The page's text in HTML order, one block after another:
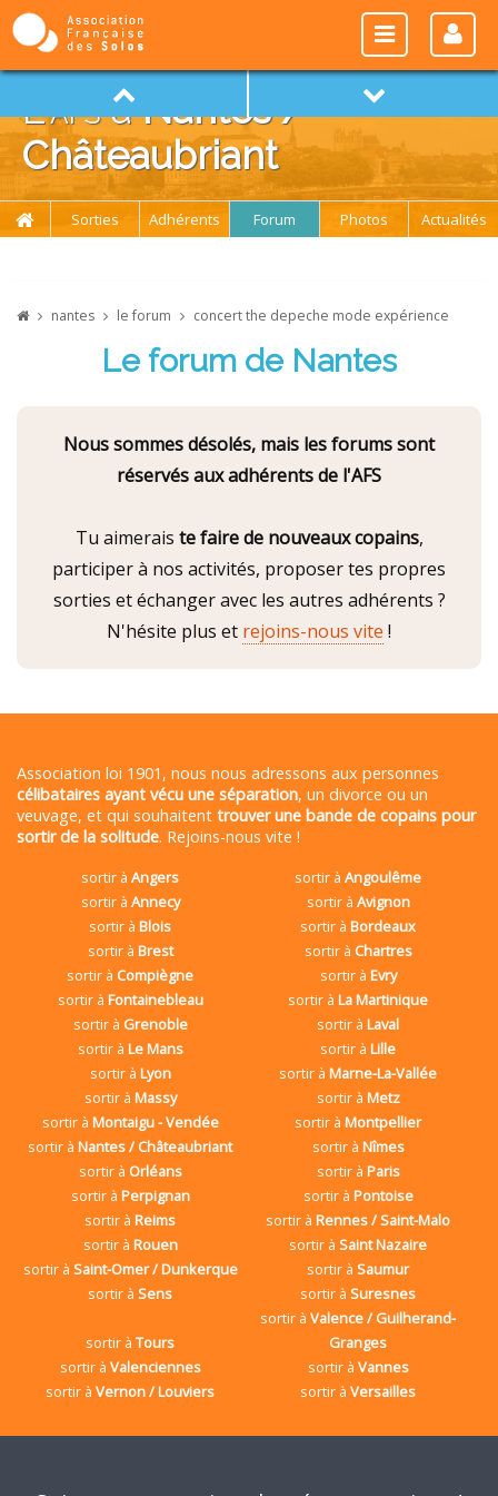
L'afsàNantes /
Châteaubriant
Sorties Adhérents Forum Photos Actualités
nantes le forum concert the depeche mode expérience
Le forum de Nantes
Nous sommes désolés, mais les forums sont
réservés aux adhérents de l'AFS
Tu aimerais te faire de nouveaux copains,
participer à nos activités, proposer tes propres
sorties et échanger avec les autres adhérents ?
N'hésite plus et rejoins-nous vite !
Association loi 1901, nous nous adressons aux personnes
célibataires ayant vécu une séparation, un divorce ou un
veuvage, et qui souhaitent trouver une bande de copains pour
sortir de la solitude. Rejoins-nous vite !
sortir àAngers sortir àAngoulême
sortir à Annecy sortir à Avignon
sortir àBlois sortir àBordeaux
sortir à Brest sortir à Chartres
sortir à Compiègne sortir à Evry
sortir à Fontainebleau sortir àLa Martinique
sortir à Grenoble sortir àLaval
sortir à Le Mans sortir àLille
sortir à Lyon sortir àMarne-La-Vallée
sortir à Massy sortir à Metz
sortir à Montaigu - Vendée sortir àMontpellier
sortir àNantes / Châteaubriant sortir à Nîmes
sortir à Orléans sortir à Paris
sortir à Perpignan sortir à Pontoise
sortir àReims sortir àRennes / Saint-Malo
sortir à Rouen sortir àSaint Nazaire
sortir à Saint-Omer / Dunkerque sortir àSaumur
sortir àSens sortir àSuresnes
sortir àTours
sortir àValence / Guilherand-
Granges
sortir à Valenciennes sortir à Vannes
sortir àVernon / Louviers sortir àVersailles